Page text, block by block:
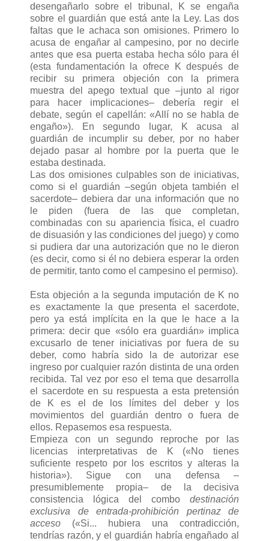
desengañarlo sobre el tribunal, K se engaña
sobre el guardián que está ante la Ley. Las dos
faltas que le achaca son omisiones. Primero lo
acusa de engañar al campesino, por no decirle
antes que esa puerta estaba hecha sólo para él
(esta fundamentación la ofrece K después de
recibir su primera objeción con la primera
muestra del apego textual que –junto al rigor
para hacer implicaciones– debería regir el
debate, según el capellán: «Allí no se habla de
engaño»). En segundo lugar, K acusa al
guardián de incumplir su deber, por no haber
dejado pasar al hombre por la puerta que le
estaba destinada.
Las dos omisiones culpables son de iniciativas,
como si el guardián –según objeta también el
sacerdote– debiera dar una información que no
le piden (fuera de las que completan,
combinadas con su apariencia física, el cuadro
de disuasión y las condiciones del juego) y como
si pudiera dar una autorización que no le dieron
(es decir, como si él no debiera esperar la orden
de permitir, tanto como el campesino el permiso).
Esta objeción a la segunda imputación de K no
es exactamente la que presenta el sacerdote,
pero ya está implícita en la que le hace a la
primera: decir que «sólo era guardián» implica
excusarlo de tener iniciativas por fuera de su
deber, como habría sido la de autorizar ese
ingreso por cualquier razón distinta de una orden
recibida. Tal vez por eso el tema que desarrolla
el sacerdote en su respuesta a esta pretensión
de K es el de los límites del deber y los
movimientos del guardián dentro o fuera de
ellos. Repasemos esa respuesta.
Empieza con un segundo reproche por las
licencias interpretativas de K («No tienes
suficiente respeto por los escritos y alteras la
historia»). Sigue con una defensa –
presumiblemente propia– de la decisiva
consistencia lógica del combo destinación
exclusiva de entrada-prohibición pertinaz de
acceso («Si... hubiera una contradicción,
tendrías razón, y el guardián habría engañado al